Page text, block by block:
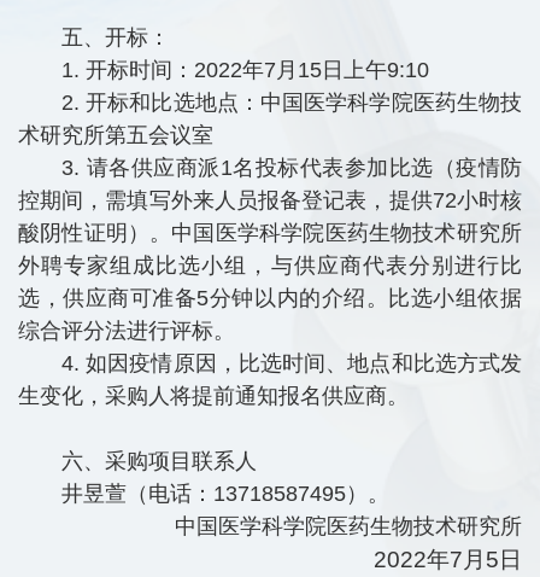
五、开标：
1. 开标时间：2022年7月15日上午9:10
2. 开标和比选地点：中国医学科学院医药生物技
术研究所第五会议室
3. 请各供应商派1名投标代表参加比选（疫情防
控期间，需填写外来人员报备登记表，提供72小时核
酸阴性证明）。中国医学科学院医药生物技术研究所
外聘专家组成比选小组，与供应商代表分别进行比
选，供应商可准备5分钟以内的介绍。比选小组依据
综合评分法进行评标。
4. 如因疫情原因，比选时间、地点和比选方式发
生变化，采购人将提前通知报名供应商。
六、采购项目联系人
井昱萱（电话：13718587495）。
中国医学科学院医药生物技术研究所
2022年7月5日